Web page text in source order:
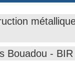
Bouadou -